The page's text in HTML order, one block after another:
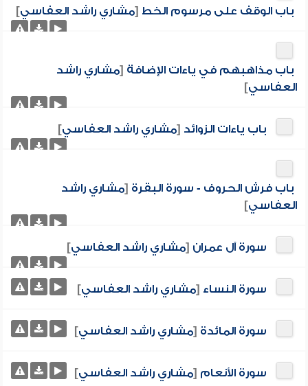
باب الوقف على مرسوم الخط [مشاري راشد العفاسي]
باب مذاهبهم في ياءات الإضافة [مشاري راشد
العفاسي]
باب ياءات الزوائد [مشاري راشد العفاسي]
باب فرش الحروف - سورة البقرة [مشاري راشد
العفاسي]
سورة آل عمران [مشاري راشد العفاسي]
سورة النساء [مشاري راشد العفاسي]
سورة المائدة [مشاري راشد العفاسي]
سورة الأنعام [مشاري راشد العفاسي]